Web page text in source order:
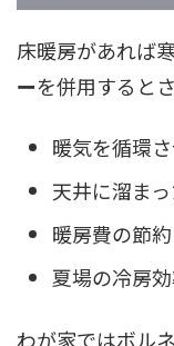
床暖房があれば
ーを併用すると
暖気を循環
天井に溜ま
暖房費の節
夏場の冷房
わが家ではボル